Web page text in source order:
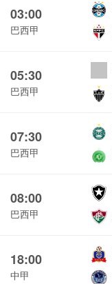
03:00
巴西甲
05:30
巴西甲
07:30
巴西甲
08:00
巴西甲
18:00
中甲